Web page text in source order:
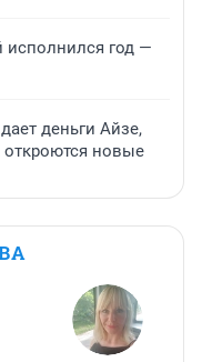
исполнился год —
деньги Айзе,
откроются новые